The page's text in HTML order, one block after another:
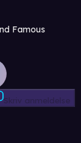
Famous
Skriv anmeldelse